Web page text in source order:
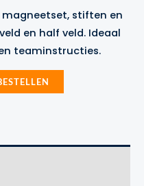
stiften en
en half veld. Ideaal
teaminstructies.